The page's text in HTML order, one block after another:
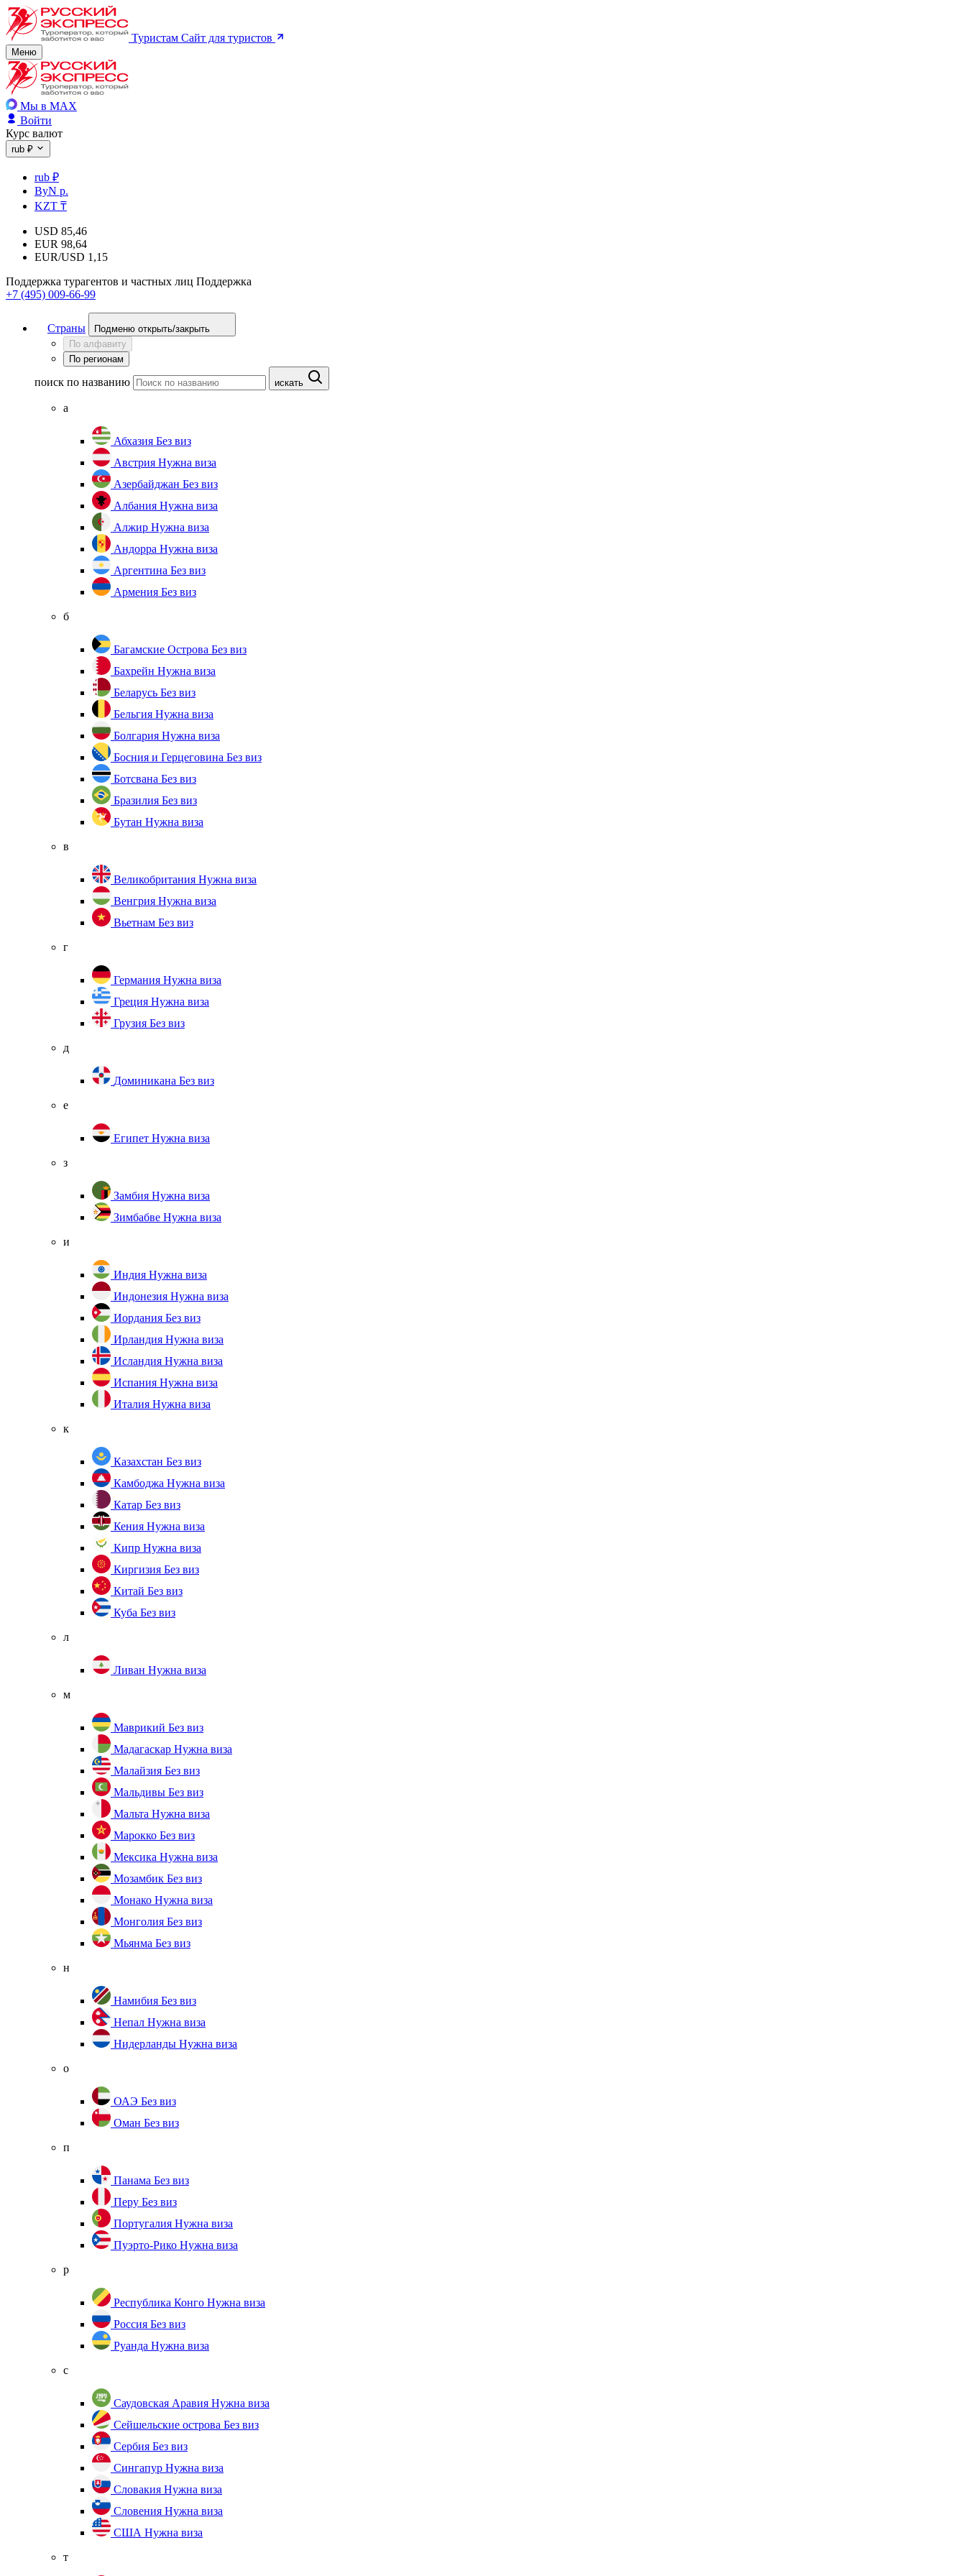
Туристам Сайт для туристов
Меню
Мы в MAX
Войти
Курс валют
rub ₽
rub ₽
ByN р.
KZT ₸
USD 85,46
EUR 98,64
EUR/USD 1,15
Поддержка турагентов и частных лиц Поддержка
+7 (495) 009-66-99
Страны
Подменю открыть/закрыть
По алфавиту
По регионам
поиск по названию искать
а
Абхазия Без виз
Австрия Нужна виза
Азербайджан Без виз
Албания Нужна виза
Алжир Нужна виза
Андорра Нужна виза
Аргентина Без виз
Армения Без виз
б
Багамские Острова Без виз
Бахрейн Нужна виза
Беларусь Без виз
Бельгия Нужна виза
Болгария Нужна виза
Босния и Герцеговина Без виз
Ботсвана Без виз
Бразилия Без виз
Бутан Нужна виза
в
Великобритания Нужна виза
Венгрия Нужна виза
Вьетнам Без виз
г
Германия Нужна виза
Греция Нужна виза
Грузия Без виз
д
Доминикана Без виз
е
Египет Нужна виза
з
Замбия Нужна виза
Зимбабве Нужна виза
и
Индия Нужна виза
Индонезия Нужна виза
Иордания Без виз
Ирландия Нужна виза
Исландия Нужна виза
Испания Нужна виза
Италия Нужна виза
к
Казахстан Без виз
Камбоджа Нужна виза
Катар Без виз
Кения Нужна виза
Кипр Нужна виза
Киргизия Без виз
Китай Без виз
Куба Без виз
л
Ливан Нужна виза
м
Маврикий Без виз
Мадагаскар Нужна виза
Малайзия Без виз
Мальдивы Без виз
Мальта Нужна виза
Марокко Без виз
Мексика Нужна виза
Мозамбик Без виз
Монако Нужна виза
Монголия Без виз
Мьянма Без виз
н
Намибия Без виз
Непал Нужна виза
Нидерланды Нужна виза
о
ОАЭ Без виз
Оман Без виз
п
Панама Без виз
Перу Без виз
Португалия Нужна виза
Пуэрто-Рико Нужна виза
р
Республика Конго Нужна виза
Россия Без виз
Руанда Нужна виза
с
Саудовская Аравия Нужна виза
Сейшельские острова Без виз
Сербия Без виз
Сингапур Нужна виза
Словакия Нужна виза
Словения Нужна виза
США Нужна виза
т